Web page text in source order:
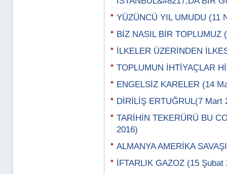
YÜZÜNCÜ YIL UMUDU (11
BİZ NASIL BİR TOPLUMUZ
İLKELER ÜZERİNDEN
TOPLUMUN İHTİYAÇLAR
ENGELSİZ KARELER (14
DİRİLİŞ ERTUĞRUL(7 Mart
TARİHİN TEKERÜRÜ BU
2016)
ALMANYA AMERİKA
İFTARLIK GAZOZ (15 Şubat